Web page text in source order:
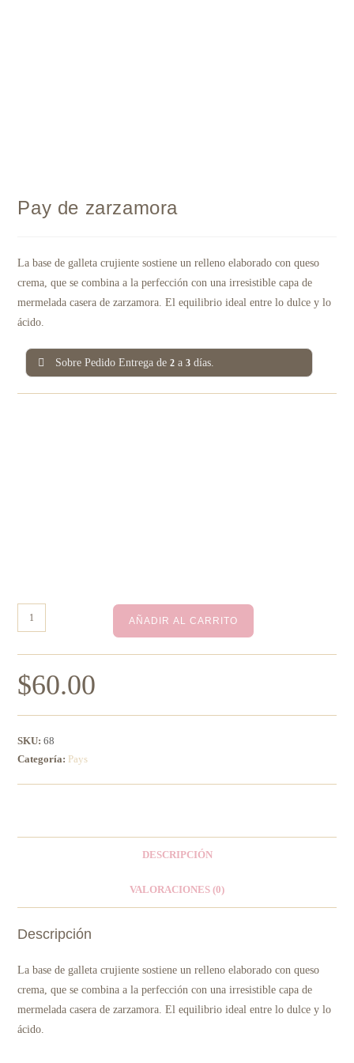
Pay de zarzamora
La base de galleta crujiente sostiene un relleno elaborado con queso
crema, que se combina a la perfección con una irresistible capa de
mermelada casera de zarzamora. El equilibrio ideal entre lo dulce y lo
ácido.
Sobre Pedido Entrega de2 a3 días.
AÑADIR AL CARRITO
$60.00
SKU:68
Categoría: Pays
DESCRIPCIÓN
VALORACIONES (0)
Descripción
La base de galleta crujiente sostiene un relleno elaborado con queso
crema, que se combina a la perfección con una irresistible capa de
mermelada casera de zarzamora. El equilibrio ideal entre lo dulce y lo
ácido.